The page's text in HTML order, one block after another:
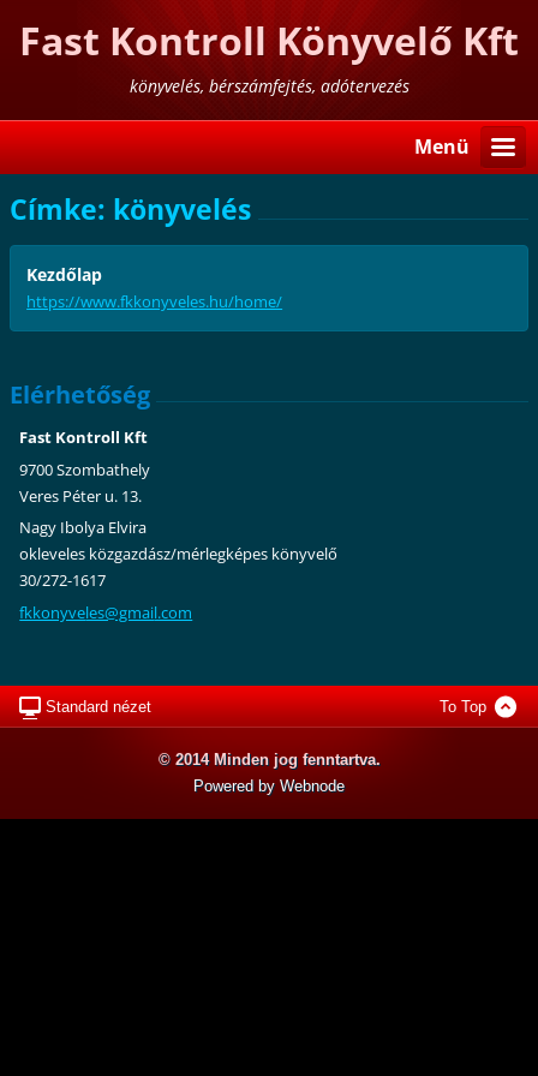
Fast Kontroll Könyvelő Kft
könyvelés, bérszámfejtés, adótervezés
Menü
Címke: könyvelés
Kezdőlap
https://www.fkkonyveles.hu/home/
Elérhetőség
Fast Kontroll Kft
9700 Szombathely
Veres Péter u. 13.
Nagy Ibolya Elvira
okleveles közgazdász/mérlegképes könyvelő
30/272-1617
fkkonyveles@gmail.com
Standard nézet To Top
© 2014 Minden jog fenntartva.
Powered by Webnode